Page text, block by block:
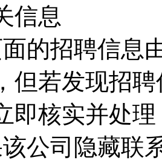
信息
的招聘信息
但若发现招
即核实并处理
公司隐藏联